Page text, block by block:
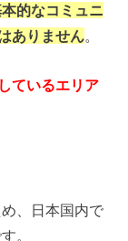
的なコミュニ
ありません。
ているエリア
、日本国内で
。